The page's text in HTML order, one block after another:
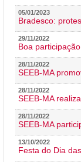
05/01/2023
Bradesco:
29/11/2022
Boa
28/11/2022
SEEB-MA
28/11/2022
SEEB-MA
28/11/2022
SEEB-MA
13/10/2022
Festa do Dia